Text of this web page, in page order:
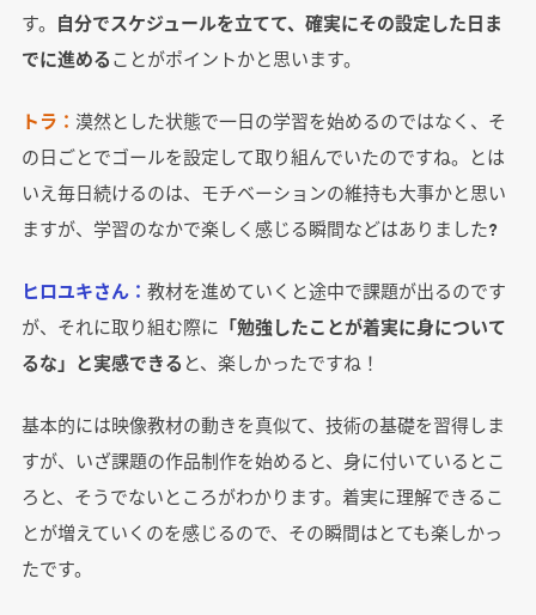
す。 自分でスケジュールを立てて、確実にその設定した日ま
でに進めることがポイントかと思います。
トラ： 漠然とした状態で一日の学習を始めるのではなく、そ
の日ごとでゴールを設定して取り組んでいたのですね。とは
いえ毎日続けるのは、モチベーションの維持も大事かと思い
ますが、学習のなかで楽しく感じる瞬間などはありました?
ヒロユキさん： 教材を進めていくと途中で課題が出るのです
が、それに取り組む際に 「勉強したことが着実に身について
るな」と実感できる と、楽しかったですね！
基本的には映像教材の動きを真似て、技術の基礎を習得しま
すが、いざ課題の作品制作を始めると、身に付いているとこ
ろと、そうでないところがわかります。着実に理解できるこ
とが増えていくのを感じるので、その瞬間はとても楽しかっ
たです。